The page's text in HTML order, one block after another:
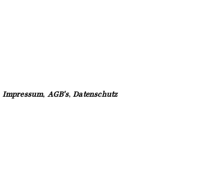
Impressum, AGB's,Datenschutz